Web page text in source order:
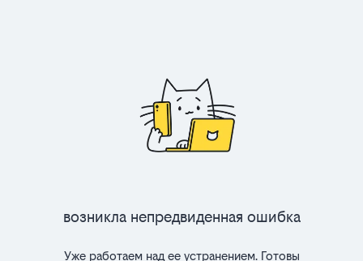
Возникла непредвиденная ошибка
Уже работаем над ее устранением. Готовы